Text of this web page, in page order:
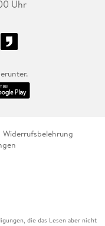
Uhr
Widerrufsbelehrung
die das Lesen aber nicht